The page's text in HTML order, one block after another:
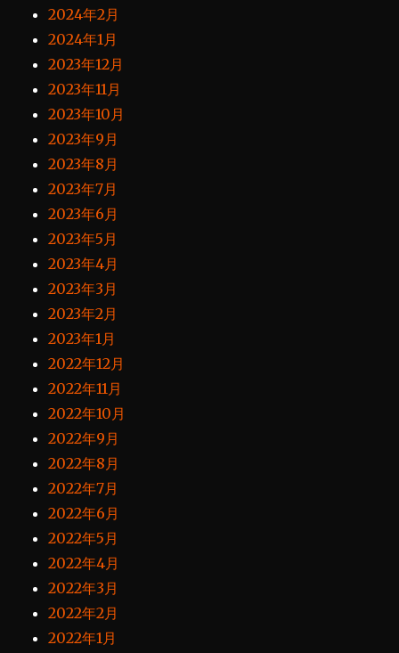
2024年2月
2024年1月
2023年12月
2023年11月
2023年10月
2023年9月
2023年8月
2023年7月
2023年6月
2023年5月
2023年4月
2023年3月
2023年2月
2023年1月
2022年12月
2022年11月
2022年10月
2022年9月
2022年8月
2022年7月
2022年6月
2022年5月
2022年4月
2022年3月
2022年2月
2022年1月